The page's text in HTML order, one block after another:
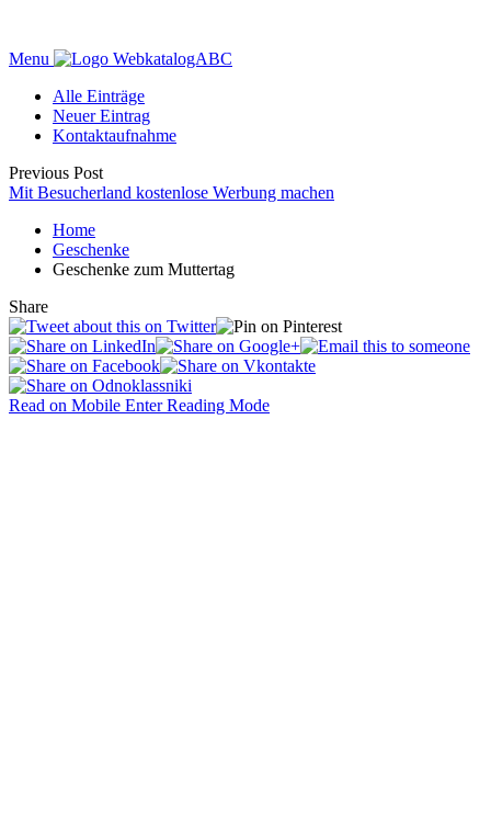
Menu
WebkatalogABC
Alle Einträge
Neuer Eintrag
Kontaktaufnahme
Previous Post
Mit Besucherland kostenlose Werbung machen
Home
Geschenke
Geschenke zum Muttertag
Share
Read on Mobile Enter Reading Mode